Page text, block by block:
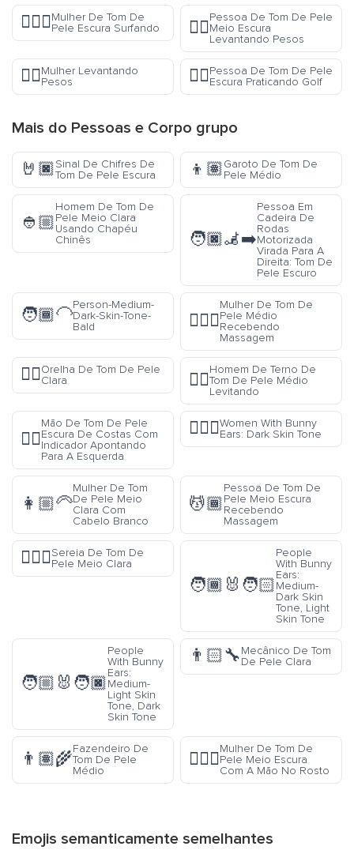
🏄🏿‍♀️Mulher De Tom De
Pele Escura Surfando
🏋🏾
Pessoa De Tom De Pele
Meio Escura
Levantando Pesos
🏋️‍♀️Mulher Levantando
Pesos
🏌🏿Pessoa De Tom De Pele
Escura Praticando Golf
Mais do Pessoas e Corpo grupo
🤘🏿Sinal De Chifres De
Tom De Pele Escura
👦🏽Garoto De Tom De
Pele Médio
👲🏼
Homem De Tom De
Pele Meio Clara
Usando Chapéu
Chinês
🧑🏿‍🦼‍➡️
Pessoa Em
Cadeira De
Rodas
Motorizada
Virada Para A
Direita: Tom De
Pele Escuro
🧑🏾‍🦲
Person-Medium-
Dark-Skin-Tone-
Bald
💆🏽‍♀️
Mulher De Tom De
Pele Médio
Recebendo
Massagem
👂🏻Orelha De Tom De Pele
Clara
🕴🏽
Homem De Terno De
Tom De Pele Médio
Levitando
👈🏿
Mão De Tom De Pele
Escura De Costas Com
Indicador Apontando
Para A Esquerda
👯🏿‍♀️Women With Bunny
Ears: Dark Skin Tone
👩🏼‍🦳
Mulher De Tom
De Pele Meio
Clara Com
Cabelo Branco
💆🏾
Pessoa De Tom De
Pele Meio Escura
Recebendo
Massagem
🧜🏼‍♀️Sereia De Tom De
Pele Meio Clara
🧑🏾‍🐰‍🧑🏻
People
With Bunny
Ears:
Medium-
Dark Skin
Tone, Light
Skin Tone
🧑🏼‍🐰‍🧑🏿
People
With Bunny
Ears:
Medium-
Light Skin
Tone, Dark
Skin Tone
👨🏻‍🔧Mecânico De Tom
De Pele Clara
👨🏽‍🌾
Fazendeiro De
Tom De Pele
Médio
🤦🏾‍♀️
Mulher De Tom De
Pele Meio Escura
Com A Mão No Rosto
Emojis semanticamente semelhantes